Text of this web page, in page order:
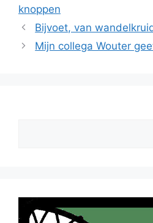
knoppen
Bijvoet, van
Mijn collega Wouter